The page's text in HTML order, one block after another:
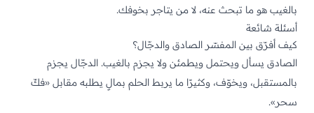
بالغيب هو ما تبحث عنه، لا من يتاجر بخوفك.
أسئلة شائعة
كيف أفرّق بين المفسّر الصادق والدجّال؟
الصادق يسأل ويحتمل ويطمئن ولا يجزم بالغيب. الدجّال يجزم
بالمستقبل، ويخوّف، وكثيرًا ما يربط الحلم بمالٍ يطلبه مقابل «فكّ
سحر».